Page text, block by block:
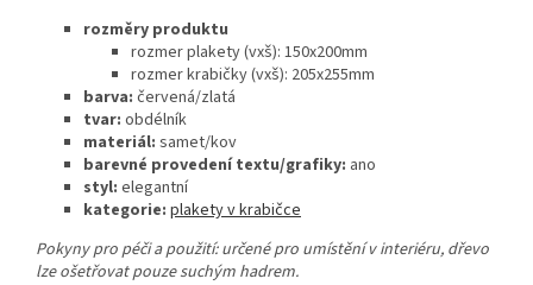
rozměry produktu
rozmer plakety (vxš): 150x200mm
rozmer krabičky (vxš): 205x255mm
barva: červená/zlatá
tvar: obdélník
materiál: samet/kov
barevné provedení textu/grafiky: ano
styl: elegantní
kategorie: plakety v krabičce
Pokyny pro péči a použití: určené pro umístění v interiéru, dřevo
lze ošetřovat pouze suchým hadrem.